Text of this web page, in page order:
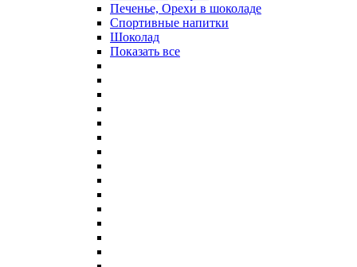
Печенье, Орехи в шоколаде
Спортивные напитки
Шоколад
Показать все